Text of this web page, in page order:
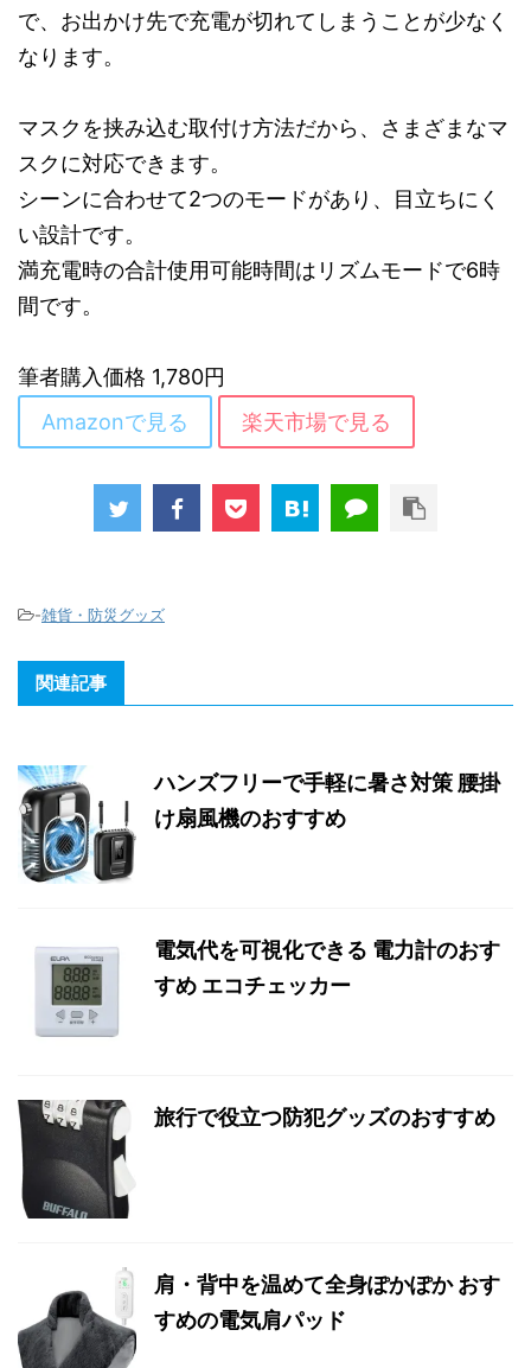
で、お出かけ先で充電が切れてしまうことが少なく
なります。
マスクを挟み込む取付け方法だから、さまざまなマ
スクに対応できます。
シーンに合わせて2つのモードがあり、目立ちにく
い設計です。
満充電時の合計使用可能時間はリズムモードで6時
間です。
筆者購入価格 1,780円
Amazonで見る
楽天市場で見る
-雑貨・防災グッズ
関連記事
ハンズフリーで手軽に暑さ対策 腰掛
け扇風機のおすすめ
電気代を可視化できる 電力計のおす
すめ エコチェッカー
旅行で役立つ防犯グッズのおすすめ
肩・背中を温めて全身ぽかぽか おす
すめの電気肩パッド